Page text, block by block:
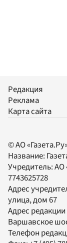
Редакция
Реклама
Карта сайта
© АО
Название:
Учредитель:АО
7743625728
Адрес
улица, дом 67
Адрес
Варшавское
Телефон